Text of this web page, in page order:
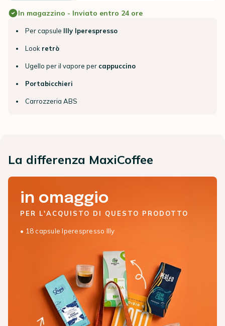
In magazzino - Inviato entro 24 ore
Per capsule Illy Iperespresso
Look retrò
Ugello per il vapore per cappuccino
Portabicchieri
Carrozzeria ABS
La differenza MaxiCoffee
in omaggio
PER L'ACQUISTO DI QUESTO PRODOTTO
• 18 capsule Iperespresso Illy